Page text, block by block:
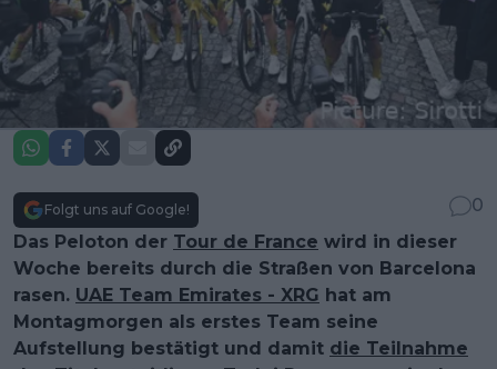
Folgt uns auf Google!
0
Das Peloton der Tour de France wird in dieser
Woche bereits durch die Straßen von Barcelona
rasen. UAE Team Emirates - XRG hat am
Montagmorgen als erstes Team seine
Aufstellung bestätigt und damit die Teilnahme